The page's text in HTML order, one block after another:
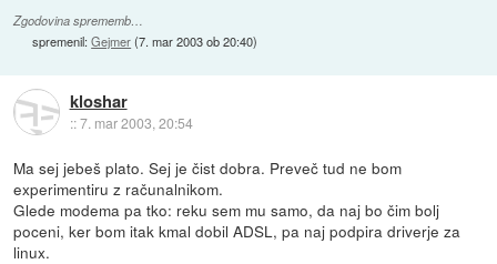
Zgodovina sprememb…
spremenil:Gejmer(7. mar 2003 ob 20:40)
kloshar
::7. mar 2003, 20:54
Ma sej jebeš plato. Sej je čist dobra. Preveč tud ne bom
experimentiru z računalnikom.
Glede modema pa tko: reku sem mu samo, da naj bo čim bolj
poceni, ker bom itak kmal dobil ADSL, pa naj podpira driverje za
linux.